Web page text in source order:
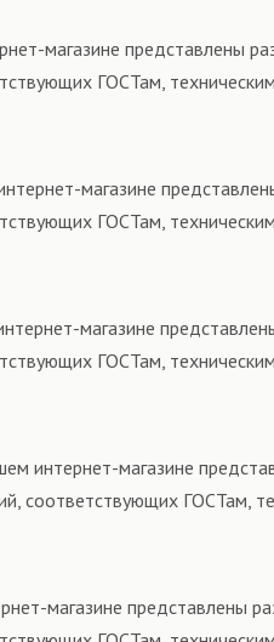
магазине представлены
ГОСТам,
магазине
ГОСТам,
магазине
ГОСТам,
интернет-магазине
соответствующих ГОСТам,
магазине представлены